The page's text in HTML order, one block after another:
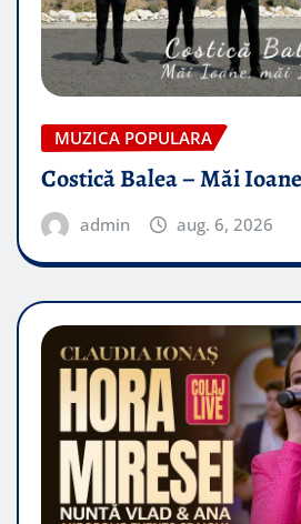
MUZICA POPULARA
Costică Balea – Măi
admin aug. 6, 2026